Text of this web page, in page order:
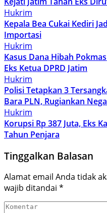
Hukrim
Kepala Bea Cukai Kediri
Importasi
Hukrim
Kasus Dana Hibah
Eks Ketua DPRD Jatim
Hukrim
Polisi Tetapkan 3
Bara PLN, Rugiankan
Hukrim
Korupsi Rp 387 Juta, Eks
Tahun Penjara
Tinggalkan Balasan
Alamat email Anda tidak
wajib ditandai *